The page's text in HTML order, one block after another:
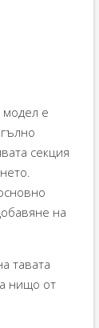
е
секция
на
тавата
нищо от